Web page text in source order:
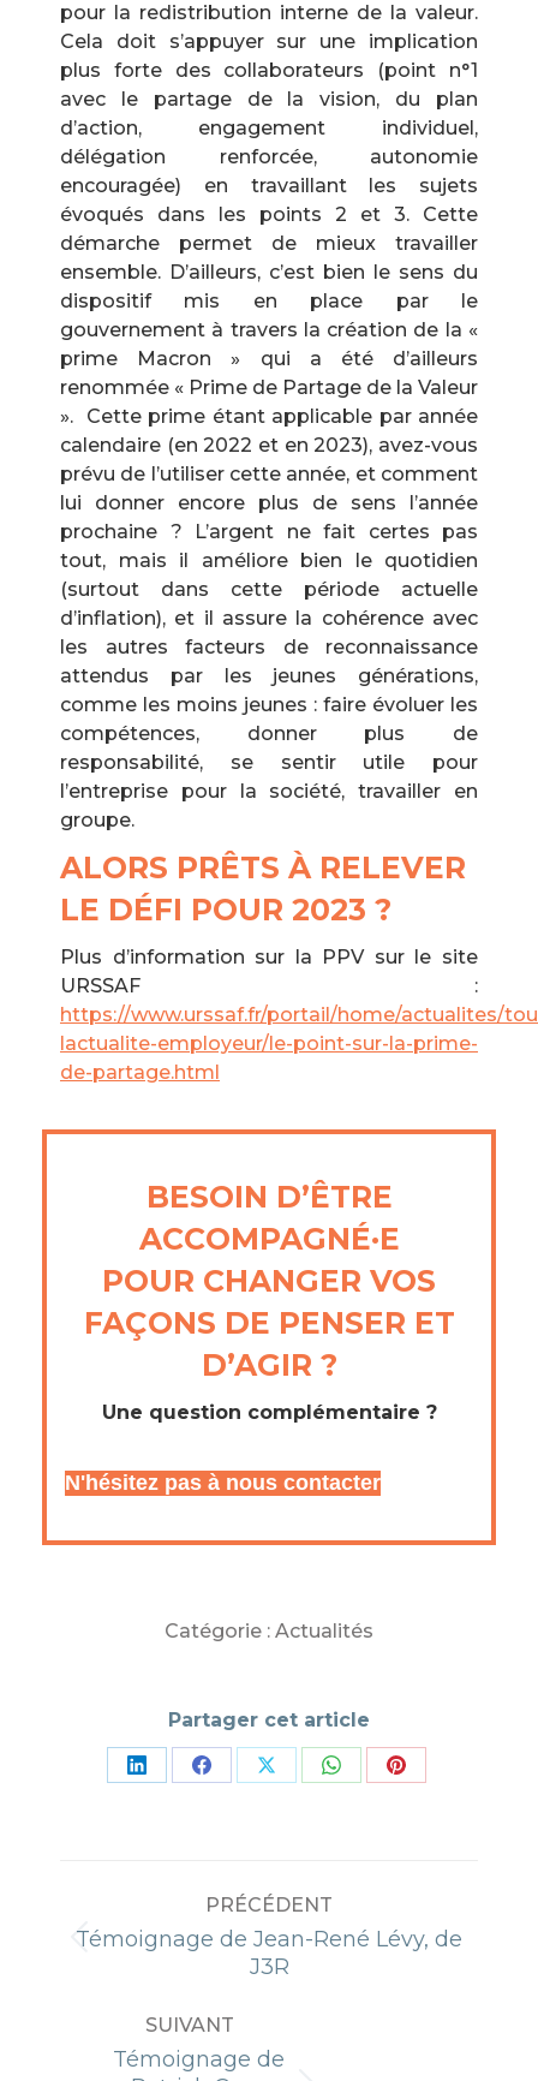
pour la redistribution interne de la valeur.
Cela doit s’appuyer sur une implication
plus forte des collaborateurs (point n°1
avec le partage de la vision, du plan
d’action, engagement individuel,
délégation renforcée, autonomie
encouragée) en travaillant les sujets
évoqués dans les points 2 et 3. Cette
démarche permet de mieux travailler
ensemble. D’ailleurs, c’est bien le sens du
dispositif mis en place par le
gouvernement à travers la création de la «
prime Macron » qui a été d’ailleurs
renommée « Prime de Partage de la Valeur
». Cette prime étant applicable par année
calendaire (en 2022 et en 2023), avez-vous
prévu de l’utiliser cette année, et comment
lui donner encore plus de sens l’année
prochaine ? L’argent ne fait certes pas
tout, mais il améliore bien le quotidien
(surtout dans cette période actuelle
d’inflation), et il assure la cohérence avec
les autres facteurs de reconnaissance
attendus par les jeunes générations,
comme les moins jeunes : faire évoluer les
compétences, donner plus de
responsabilité, se sentir utile pour
l’entreprise pour la société, travailler en
groupe.
ALORS PRÊTS À RELEVER
LE DÉFI POUR 2023 ?
Plus d’information sur la PPV sur le site
URSSAF :
https://www.urssaf.fr/portail/home/actualites/
lactualite-employeur/le-point-sur-la-prime-
de-partage.html
BESOIN D’ÊTRE
ACCOMPAGNÉ·E
POUR CHANGER VOS
FAÇONS DE PENSER ET
D’AGIR ?
Une question complémentaire ?
N'hésitez pas à nous contacter
Catégorie : Actualités
Partager cet article
PartagerPartagerPartagerPartagerPartager
ARTICLE
PRÉCÉDENT
Article
précédent
Témoignage de Jean-René Lévy, de
J3R
SUIVANT
Témoignage de